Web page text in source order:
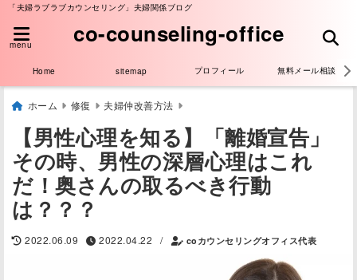
「夫婦ラブラブカウンセリング」夫婦関係ブログ
menu co-counseling-office
Home sitemap プロフィール 無料メール相談
ホーム 修復 夫婦仲改善方法
【男性心理を知る】「離婚宣告」
その時、男性の深層心理はこれ
だ！奥さんの取るべき行動
は？？？
2022.06.09 2022.04.22 / coカウンセリングオフィス代表